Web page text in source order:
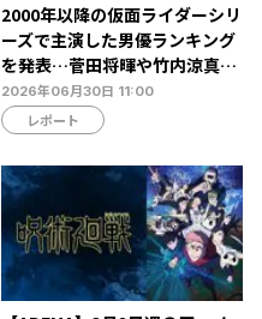
2000年以降の仮面ライダーシリ
ーズで主演した男優ランキング
を発表…菅田将暉や竹内涼真ら
がランクイン【タレントパワー
ランキング】
2026年06月30日 11:00
レポート